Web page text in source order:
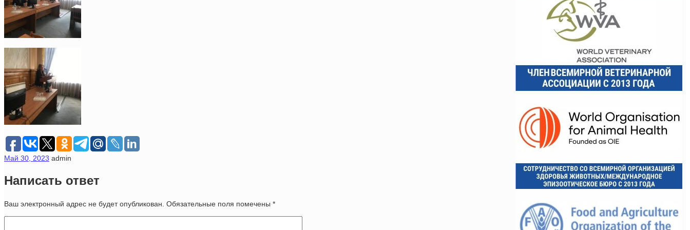
Май 30, 2023 admin
Написать ответ
Ваш электронный адрес не будет опубликован. Обязательные поля помечены *